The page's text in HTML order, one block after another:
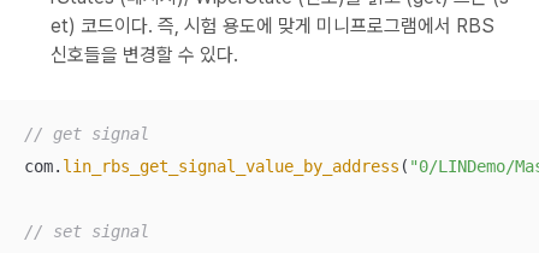
et) 코드이다. 즉, 시험 용도에 맞게 미니프로그램에서 RBS
신호들을 변경할 수 있다.
// get signal
com. lin_rbs_get_signal_value_by_address ( "0/LINDemo/
// set signal